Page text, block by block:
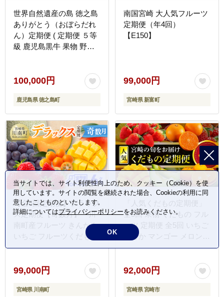
世界自然遺産の島 徳之島
ありがとう（おぼらだれ
ん）定期便 ( 定期便 ５等
級 鹿児島黒牛 果物 野菜
がいも 黒毛和牛 ステーキ
すき焼き しゃぶしゃぶ 徳
之島 奄美 鹿児島 旬 プレ
ミアム )
100,000円
鹿児島県 徳之島町
南国宮崎 大人気フルーツ
定期便（年4回）
【E150】
99,000円
宮崎県 新富町
【全6回定期便】デラック
ス定期便【奇数月】 川
南町産フルーツ きんかん
いちご フルーツくだもの
完熟マンゴー ぶどう ピオ
フルーツ メロン フルーツ
99,000円
宮崎県 川南町
「人気くだもの定期便」
全5回 果物 くだもの フル
ーツ 定期便 全5回 いちご
せとか マンゴー メロン
みかん フルーツ 旬 旬の
果物 季節のフルーツ 旬
お取り寄せ 果物の定期便
フルーツの定期便 青果物
92,000円
宮崎県 宮崎市
当サイトでは、サイト利便性向上のため、クッキー（Cookie）を使
用しています。サイトの閲覧を継続された場合、Cookieの利用に同
意したことものといたします。
詳細についてはプライバシーポリシーをお読みください。
OK